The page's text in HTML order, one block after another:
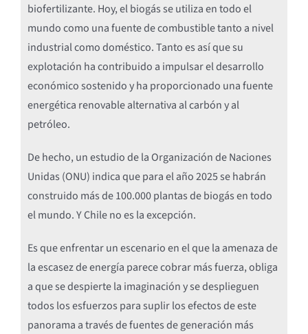
biofertilizante. Hoy, el biogás se utiliza en todo el
mundo como una fuente de combustible tanto a nivel
industrial como doméstico. Tanto es así que su
explotación ha contribuido a impulsar el desarrollo
económico sostenido y ha proporcionado una fuente
energética renovable alternativa al carbón y al
petróleo.
De hecho, un estudio de la Organización de Naciones
Unidas (ONU) indica que para el año 2025 se habrán
construido más de 100.000 plantas de biogás en todo
el mundo. Y Chile no es la excepción.
Es que enfrentar un escenario en el que la amenaza de
la escasez de energía parece cobrar más fuerza, obliga
a que se despierte la imaginación y se desplieguen
todos los esfuerzos para suplir los efectos de este
panorama a través de fuentes de generación más